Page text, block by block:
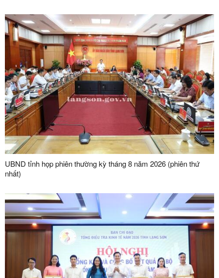
UBND tỉnh họp phiên thường kỳ tháng 8 năm 2026 (phiên thứ
nhất)